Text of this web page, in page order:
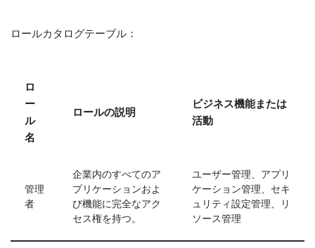
ロールカタログテーブル：
ロ
ー
ル
名
ロールの説明
ビジネス機能または
活動
管理
者
企業内のすべてのア
プリケーションおよ
び機能に完全なアク
セス権を持つ。
ユーザー管理、アプリ
ケーション管理、セキ
ュリティ設定管理、リ
ソース管理